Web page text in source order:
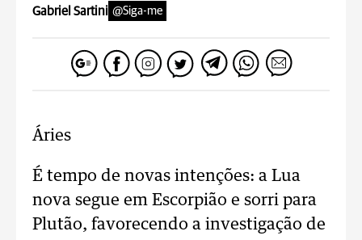
Gabriel Sartini @Siga-me
Áries
É tempo de novas intenções: a Lua
nova segue em Escorpião e sorri para
Plutão, favorecendo a investigação de